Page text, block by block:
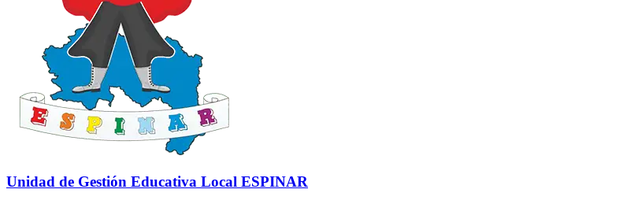
Unidad de Gestión Educativa Local ESPINAR